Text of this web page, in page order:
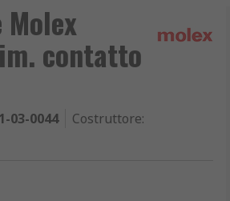
contatto
03-0044 Costruttore: